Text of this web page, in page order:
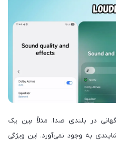
در بلندی صدا، مثلاً بین یک
به وجود نمی‌آورد. این ویژگی